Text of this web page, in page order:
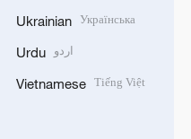
Ukrainian Українська
Urdu اردو
Vietnamese Tiếng Việt